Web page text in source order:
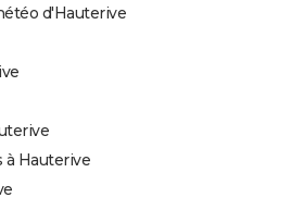
d'Hauterive
Hauterive